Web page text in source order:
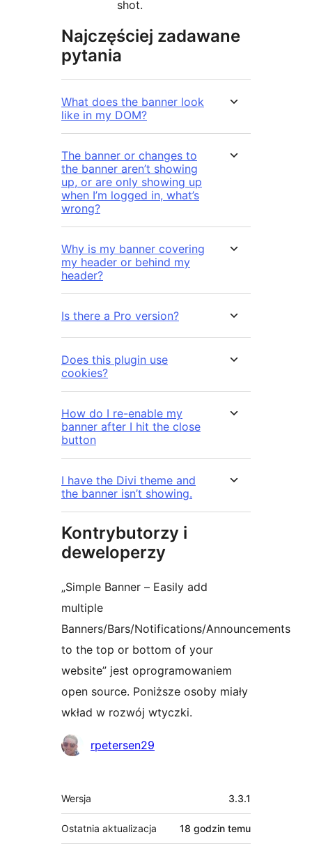
shot.
Najczęściej zadawane
pytania
What does the banner look
like in my DOM?
The banner or changes to
the banner aren’t showing
up, or are only showing up
when I’m logged in, what’s
wrong?
Why is my banner covering
my header or behind my
header?
Is there a Pro version?
Does this plugin use
cookies?
How do I re-enable my
banner after I hit the close
button
I have the Divi theme and
the banner isn’t showing.
Kontrybutorzy i
deweloperzy
„Simple Banner – Easily add
multiple
Banners/Bars/Notifications/Announcements
to the top or bottom of your
website” jest oprogramowaniem
open source. Poniższe osoby miały
wkład w rozwój wtyczki.
Zaangażowani
rpetersen29
Meta
Wersja 3.3.1
Ostatnia aktualizacja 18 godzin temu